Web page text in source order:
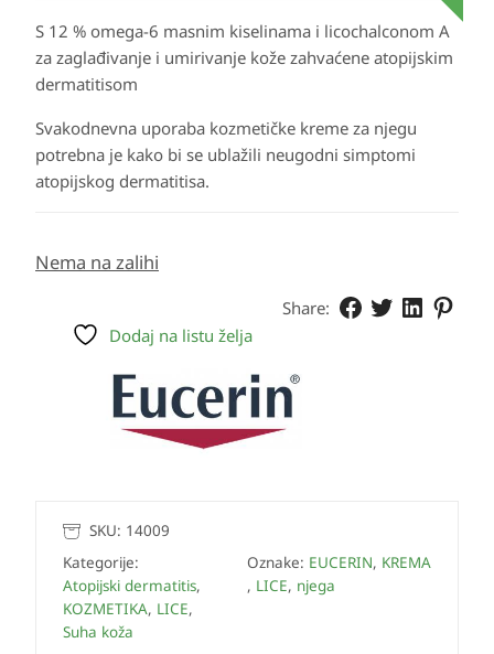
S 12 % omega-6 masnim kiselinama i licochalconom A
za zaglađivanje i umirivanje kože zahvaćene atopijskim
dermatitisom
Svakodnevna uporaba kozmetičke kreme za njegu
potrebna je kako bi se ublažili neugodni simptomi
atopijskog dermatitisa.
Nema na zalihi
Share:
Dodaj na listu želja
SKU: 14009
Kategorije:
Atopijski dermatitis,
KOZMETIKA, LICE,
Suha koža
Oznake: EUCERIN, KREMA
, LICE, njega